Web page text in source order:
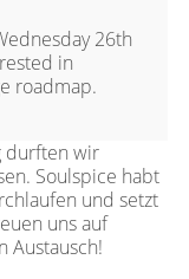
26th
in
roadmap.